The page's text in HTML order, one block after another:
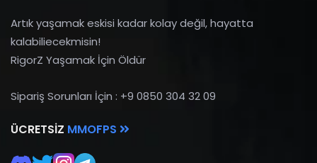
Artık yaşamak eskisi kadar kolay değil, hayatta
kalabiliecekmisin!
RigorZ Yaşamak İçin Öldür
Sipariş Sorunları İçin : +9 0850 304 32 09
ÜCRETSIZ MMOFPS